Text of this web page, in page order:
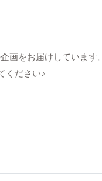
画をお届けしています。
ください♪